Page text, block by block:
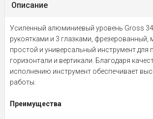
Описание
Усиленный алюминиевый уровень Gross
рукоятками и 3 глазками, фрезерованный,
простой и универсальный инструмент для
горизонтали и вертикали. Благодаря
исполнению инструмент обеспечивает
работы.
Преимущества